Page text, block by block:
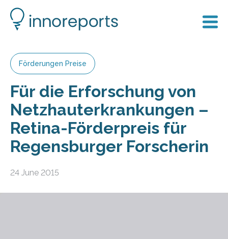
Förderungen Preise
Für die Erforschung von
Netzhauterkrankungen –
Retina-Förderpreis für
Regensburger Forscherin
24 June 2015